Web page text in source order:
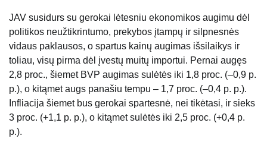
JAV susidurs su gerokai lėtesniu ekonomikos augimu dėl
politikos neužtikrintumo, prekybos įtampų ir silpnesnės
vidaus paklausos, o spartus kainų augimas išsilaikys ir
toliau, visų pirma dėl įvestų muitų importui. Pernai augęs
2,8 proc., šiemet BVP augimas sulėtės iki 1,8 proc. (–0,9 p.
p.), o kitąmet augs panašiu tempu – 1,7 proc. (–0,4 p. p.).
Infliacija šiemet bus gerokai spartesnė, nei tikėtasi, ir sieks
3 proc. (+1,1 p. p.), o kitąmet sulėtės iki 2,5 proc. (+0,4 p.
p.).